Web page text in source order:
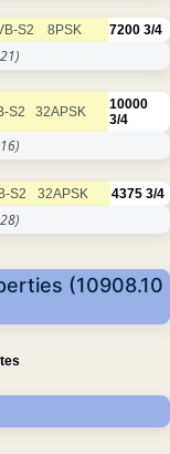
S2 8PSK 7200 3/4
S2 32APSK
10000
3/4
S2 32APSK 4375 3/4
(10908.10